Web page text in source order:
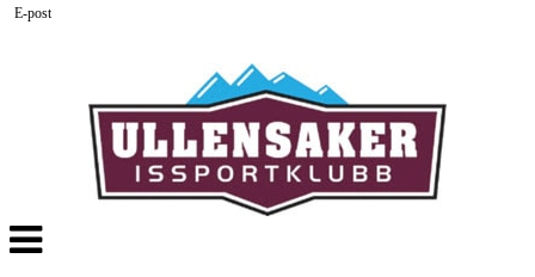
Veksle
navigasjon
E-post